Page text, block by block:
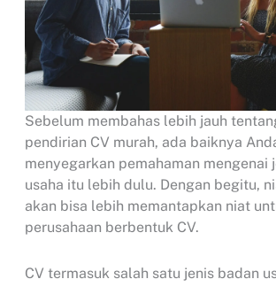
Sebelum membahas lebih jauh
pendirian CV murah, ada baiknya
menyegarkan pemahaman mengenai
usaha itu lebih dulu. Dengan begitu,
akan bisa lebih memantapkan niat
perusahaan berbentuk CV.
CV termasuk salah satu jenis badan